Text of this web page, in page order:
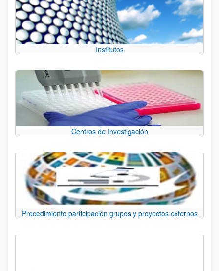
Institutos
Centros de Investigación
Procedimiento participación grupos y proyectos externos